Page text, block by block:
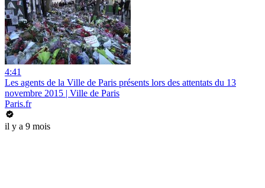
4:41
Les agents de la Ville de Paris présents lors des attentats du 13
novembre 2015 | Ville de Paris
Paris.fr
il y a 9 mois